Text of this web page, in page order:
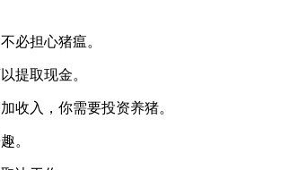
必担心猪瘟。
提取现金。
收入，你需要投资养猪。
。